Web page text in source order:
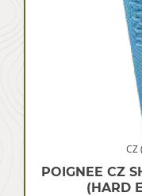
CZ
POIGNEE CZ
(HARD